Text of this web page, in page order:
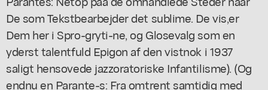
De som Tekstbearbejder det sublime. De vis,er
Dem her i Spro-gryti-ne, og Glosevalg som en
yderst talentfuld Epigon af den vistnok i 1937
saligt hensovede jazzoratoriske Infantilisme). (Og
endnu en Parante-s: Fra omtrent samtidig med